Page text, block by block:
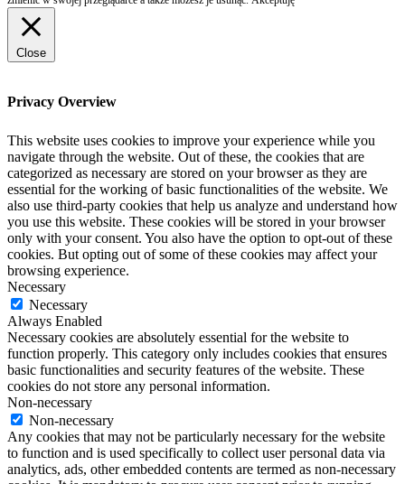
Close
Privacy Overview
This website uses cookies to improve your experience while you
navigate through the website. Out of these, the cookies that are
categorized as necessary are stored on your browser as they are
essential for the working of basic functionalities of the website. We
also use third-party cookies that help us analyze and understand how
you use this website. These cookies will be stored in your browser
only with your consent. You also have the option to opt-out of these
cookies. But opting out of some of these cookies may affect your
browsing experience.
Necessary
Necessary
Always Enabled
Necessary cookies are absolutely essential for the website to
function properly. This category only includes cookies that ensures
basic functionalities and security features of the website. These
cookies do not store any personal information.
Non-necessary
Non-necessary
Any cookies that may not be particularly necessary for the website
to function and is used specifically to collect user personal data via
analytics, ads, other embedded contents are termed as non-necessary